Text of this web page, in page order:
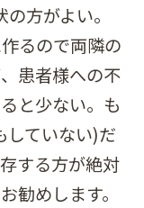
方がよい。
るので両隣の
患者様への不
と少ない。も
していない)だ
する方が絶対
勧めします。